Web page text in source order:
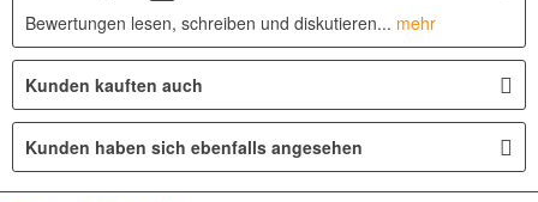
Bewertungen lesen, schreiben und diskutieren... mehr
Kunden kauften auch
Kunden haben sich ebenfalls angesehen